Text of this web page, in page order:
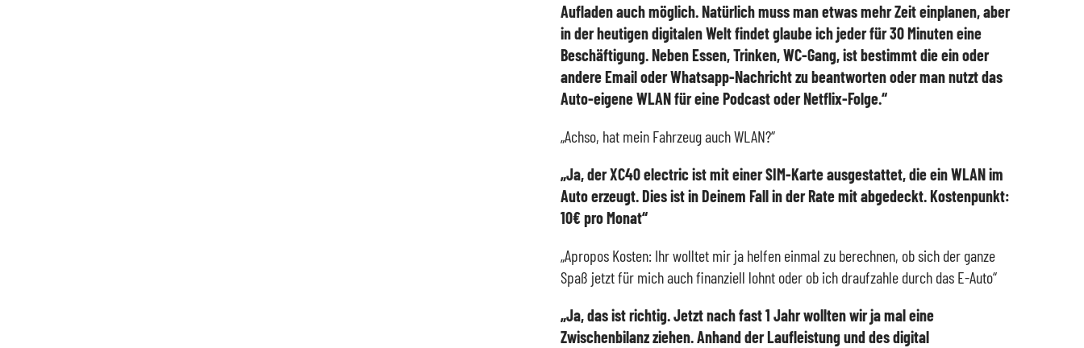
Aufladen auch möglich. Natürlich muss man etwas mehr Zeit einplanen, aber
in der heutigen digitalen Welt findet glaube ich jeder für 30 Minuten eine
Beschäftigung. Neben Essen, Trinken, WC-Gang, ist bestimmt die ein oder
andere Email oder Whatsapp-Nachricht zu beantworten oder man nutzt das
Auto-eigene WLAN für eine Podcast oder Netflix-Folge.“
„Achso, hat mein Fahrzeug auch WLAN?“
„Ja, der XC40 electric ist mit einer SIM-Karte ausgestattet, die ein WLAN im
Auto erzeugt. Dies ist in Deinem Fall in der Rate mit abgedeckt. Kostenpunkt:
10€ pro Monat“
„Apropos Kosten: Ihr wolltet mir ja helfen einmal zu berechnen, ob sich der ganze
Spaß jetzt für mich auch finanziell lohnt oder ob ich draufzahle durch das E-Auto“
„Ja, das ist richtig. Jetzt nach fast 1 Jahr wollten wir ja mal eine
Zwischenbilanz ziehen. Anhand der Laufleistung und des digital